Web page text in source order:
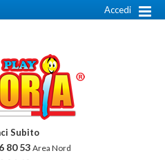
Accedi
Subito
80 53 Area Nord